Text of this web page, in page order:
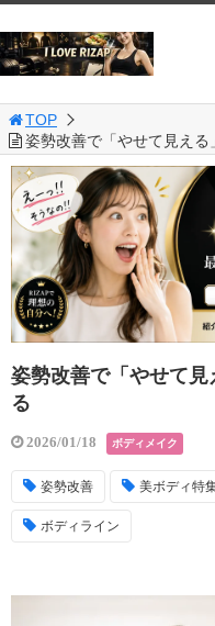
TOP
姿勢改善で「やせて見え
姿勢改善で「やせて
る
2026/01/18 ボディメイク
姿勢改善 美ボディ特
ボディライン